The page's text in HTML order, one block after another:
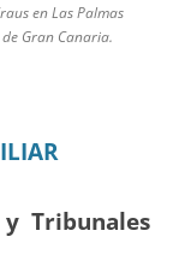
en Las Palmas
de Gran Canaria.
Tribunales